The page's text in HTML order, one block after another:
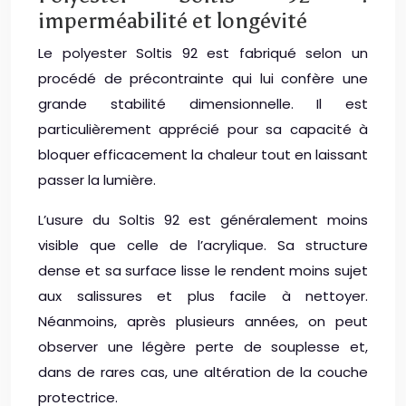
imperméabilité et longévité
Le polyester Soltis 92 est fabriqué selon un
procédé de précontrainte qui lui confère une
grande stabilité dimensionnelle. Il est
particulièrement apprécié pour sa capacité à
bloquer efficacement la chaleur tout en laissant
passer la lumière.
L’usure du Soltis 92 est généralement moins
visible que celle de l’acrylique. Sa structure
dense et sa surface lisse le rendent moins sujet
aux salissures et plus facile à nettoyer.
Néanmoins, après plusieurs années, on peut
observer une légère perte de souplesse et,
dans de rares cas, une altération de la couche
protectrice.